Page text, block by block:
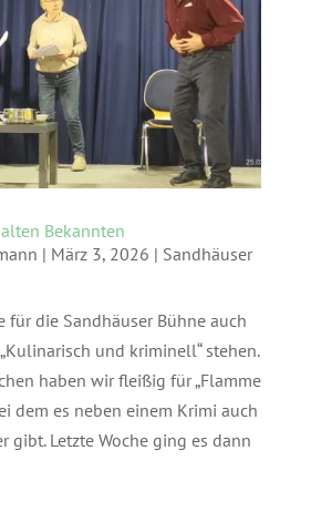
Bekannten
| März 3, 2026 | Sandhäuser
für die Sandhäuser Bühne auch
und kriminell“ stehen.
haben wir fleißig für „Flamme
dem es neben einem Krimi auch
gibt. Letzte Woche ging es dann